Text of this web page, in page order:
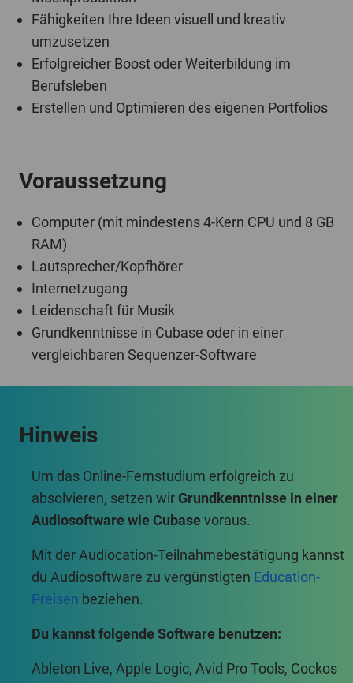
umzusetzen
Erfolgreicher Boost oder Weiterbildung im
Berufsleben
Erstellen und Optimieren des eigenen Portfolios
RAM)
Lautsprecher/Kopfhörer
Internetzugang
Leidenschaft für Musik
Grundkenntnisse in Cubase oder in einer
vergleichbaren Sequenzer-Software
absolvieren, setzen wirGrundkenntnisse in einer
Audiosoftware wie Cubasevoraus.
du Audiosoftware zu vergünstigtenEducation-
Preisenbeziehen.
Reaper, Image Line FL Studio, Magix Samplitude,